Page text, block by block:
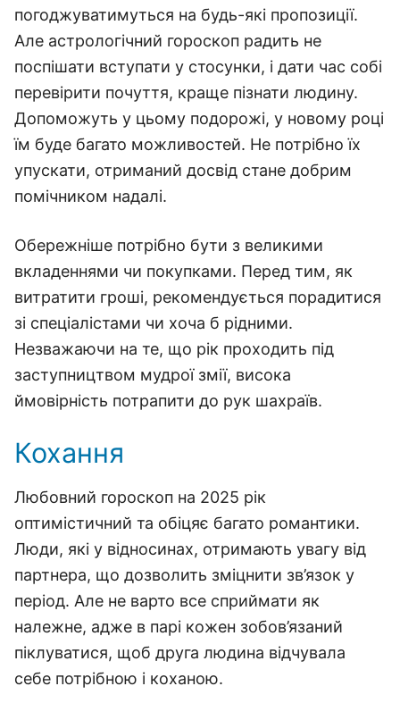
погоджуватимуться на будь-які пропозиції.
Але астрологічний гороскоп радить не
поспішати вступати у стосунки, і дати час собі
перевірити почуття, краще пізнати людину.
Допоможуть у цьому подорожі, у новому році
їм буде багато можливостей. Не потрібно їх
упускати, отриманий досвід стане добрим
помічником надалі.
Обережніше потрібно бути з великими
вкладеннями чи покупками. Перед тим, як
витратити гроші, рекомендується порадитися
зі спеціалістами чи хоча б рідними.
Незважаючи на те, що рік проходить під
заступництвом мудрої змії, висока
ймовірність потрапити до рук шахраїв.
Кохання
Любовний гороскоп на 2025 рік
оптимістичний та обіцяє багато романтики.
Люди, які у відносинах, отримають увагу від
партнера, що дозволить зміцнити зв’язок у
період. Але не варто все сприймати як
належне, адже в парі кожен зобов’язаний
піклуватися, щоб друга людина відчувала
себе потрібною і коханою.